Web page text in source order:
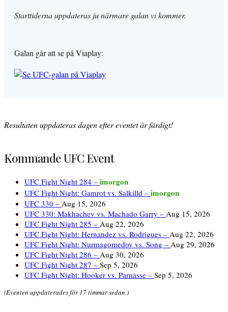
Starttiderna uppdateras ju närmare galan vi kommer.
Galan går att se på Viaplay:
Resultaten uppdateras dagen efter eventet är färdigt!
Kommande UFC Event
UFC Fight Night 284 – imorgon
UFC Fight Night: Gamrot vs. Salkilld – imorgon
UFC 330 – Aug 15, 2026
UFC 330: Makhachev vs. Machado Garry – Aug 15, 2026
UFC Fight Night 285 – Aug 22, 2026
UFC Fight Night: Hernandez vs. Rodrigues – Aug 22, 2026
UFC Fight Night: Nurmagomedov vs. Song – Aug 29, 2026
UFC Fight Night 286 – Aug 30, 2026
UFC Fight Night 287 – Sep 5, 2026
UFC Fight Night: Hooker vs. Parnasse – Sep 5, 2026
(Eventen uppdaterades för 17 timmar sedan.)